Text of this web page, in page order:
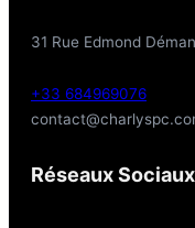
31 Rue Edmond
+33 684969076
Réseaux Sociaux